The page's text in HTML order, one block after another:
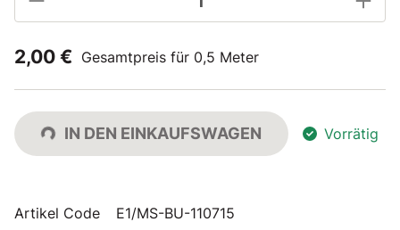
2,00 € Gesamtpreis für 0,5 Meter
IN DEN EINKAUFSWAGEN Vorrätig
Artikel Code E1/MS-BU-110715